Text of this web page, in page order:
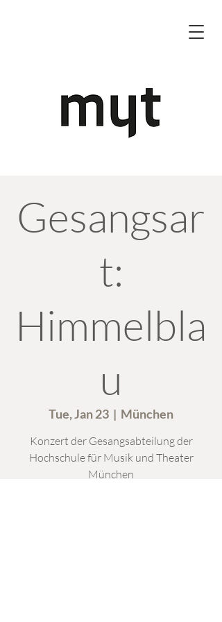
Gesangsar
t:
Himmelbla
u
Tue, Jan 23
  |
München
Konzert der Gesangsabteilung der
Hochschule für Musik und Theater
München